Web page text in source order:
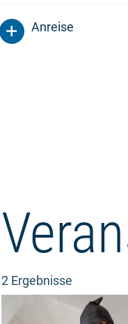
Anreise
2 Ergebnisse